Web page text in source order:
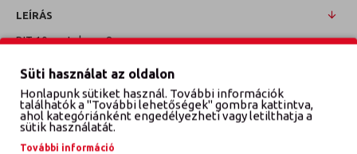
LEÍRÁS
BIT 10mm Imbusz 8
VÉLEMÉNYEK
Süti használat az oldalon
Honlapunk sütiket használ. További információk
találhatók a "További lehetőségek" gombra kattintva,
ahol kategóriánként engedélyezheti vagy letilthatja a
sütik használatát.
További információ